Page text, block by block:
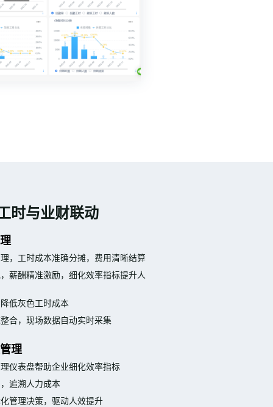
时与业财联动
，工时成本准确分摊，费用清晰结算
薪酬精准激励，细化效率指标提升人
低灰色工时成本
合，现场数据自动实时采集
理
仪表盘帮助企业细化效率指标
追溯人力成本
管理决策，驱动人效提升